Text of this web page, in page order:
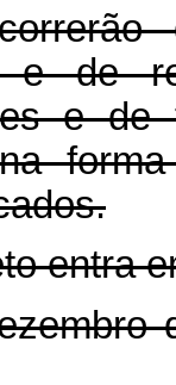
e de
e de
na
entra